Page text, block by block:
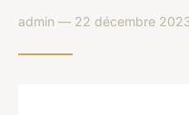
admin — 22 décembre